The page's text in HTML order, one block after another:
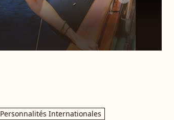
Personnalités Internationales